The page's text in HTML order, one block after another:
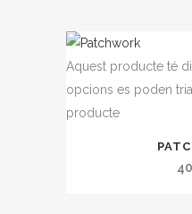
Aquest producte té
opcions es poden
producte